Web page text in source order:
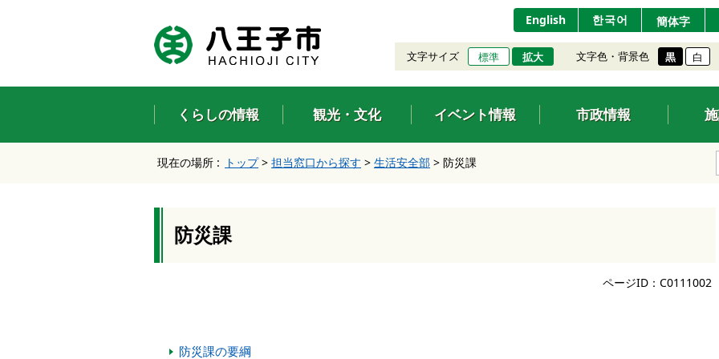
ン
タ
ー
キ
ナ
ビ
シ
を
English 한국어 簡体字
文字サイズ 標準 拡大 文字色・背景色 黒 白
くらしの情報 観光・文化 イベント情報 市政情報
現在の場所 : トップ> 担当窓口から探す > 生活安全部 > 防災課
防災課
ページID：C0111002
防災課の要綱